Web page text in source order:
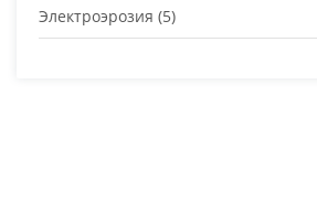
Электроэрозия (5)